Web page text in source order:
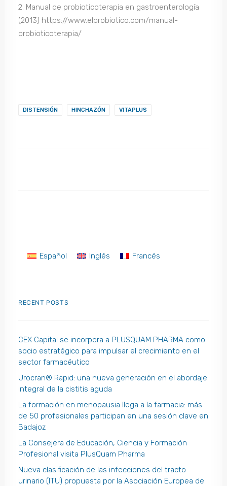
2. Manual de probioticoterapia en gastroenterología
(2013) https://www.elprobiotico.com/manual-
probioticoterapia/
DISTENSIÓN HINCHAZÓN VITAPLUS
Español Inglés Francés
RECENT POSTS
CEX Capital se incorpora a PLUSQUAM PHARMA como
socio estratégico para impulsar el crecimiento en el
sector farmacéutico
Urocran® Rapid: una nueva generación en el abordaje
integral de la cistitis aguda
La formación en menopausia llega a la farmacia: más
de 50 profesionales participan en una sesión clave en
Badajoz
La Consejera de Educación, Ciencia y Formación
Profesional visita PlusQuam Pharma
Nueva clasificación de las infecciones del tracto
urinario (ITU) propuesta por la Asociación Europea de